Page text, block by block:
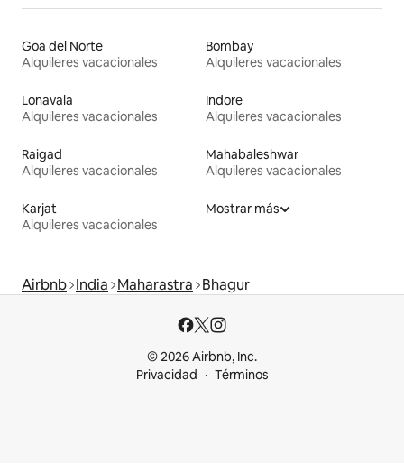
Goa del Norte
Alquileres vacacionales
Bombay
Alquileres vacacionales
Lonavala
Alquileres vacacionales
Indore
Alquileres vacacionales
Raigad
Alquileres vacacionales
Mahabaleshwar
Alquileres vacacionales
Karjat
Alquileres vacacionales
Mostrar más
Airbnb India Maharastra Bhagur
© 2026 Airbnb, Inc.
Privacidad
Términos